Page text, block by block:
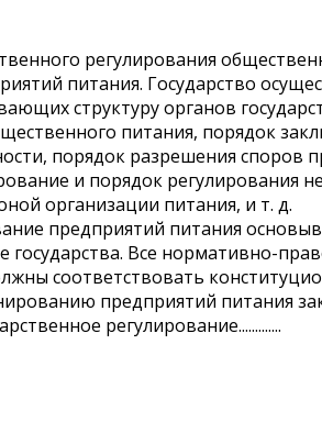
регулирования
питания. Государство
структуру органов
питания, порядок
порядок разрешения споров
и порядок регулирования
организации питания, и т. д.
предприятий питания
государства. Все нормативно-
соответствовать
предприятий питания
регулирование.............